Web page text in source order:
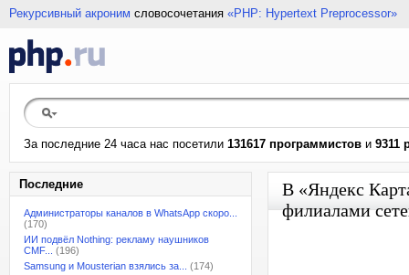
Рекурсивный акроним словосочетания «PHP: Hypertext Preprocessor»
За последние 24 часа нас посетили 131617 программистов и 9311
Последние
Администраторы каналов в WhatsApp скоро...
(170)
ИИ подвёл Nothing: рекламу наушников
CMF...
(196)
Samsung и Mousterian взялись за...
(174)
В «Яндекс
филиалами